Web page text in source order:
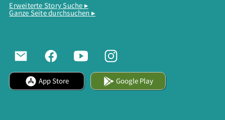
Erweiterte Story Suche ▸
Ganze Seite durchsuchen ▸
App Store Google Play